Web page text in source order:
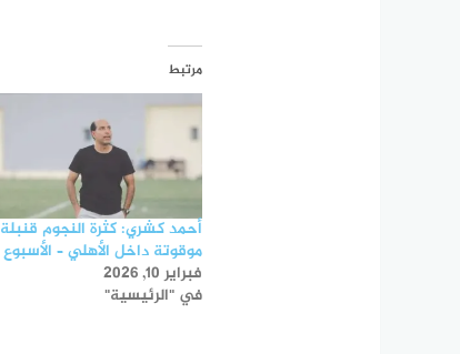
مرتبط
أحمد كشري: كثرة النجوم قنبلة
موقوتة داخل الأهلي – الأسبوع
فبراير 10, 2026
في "الرئيسية"